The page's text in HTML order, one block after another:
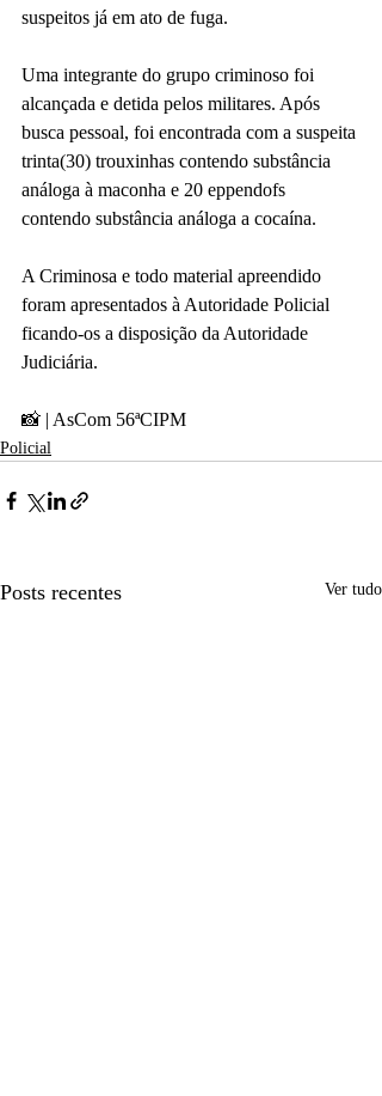
suspeitos já em ato de fuga.
Uma integrante do grupo criminoso foi
alcançada e detida pelos militares. Após
busca pessoal, foi encontrada com a suspeita
trinta(30) trouxinhas contendo substância
análoga à maconha e 20 eppendofs
contendo substância análoga a cocaína.
A Criminosa e todo material apreendido
foram apresentados à Autoridade Policial
ficando-os a disposição da Autoridade
Judiciária.
📸 | AsCom 56ªCIPM
Policial
Posts recentes Ver tudo